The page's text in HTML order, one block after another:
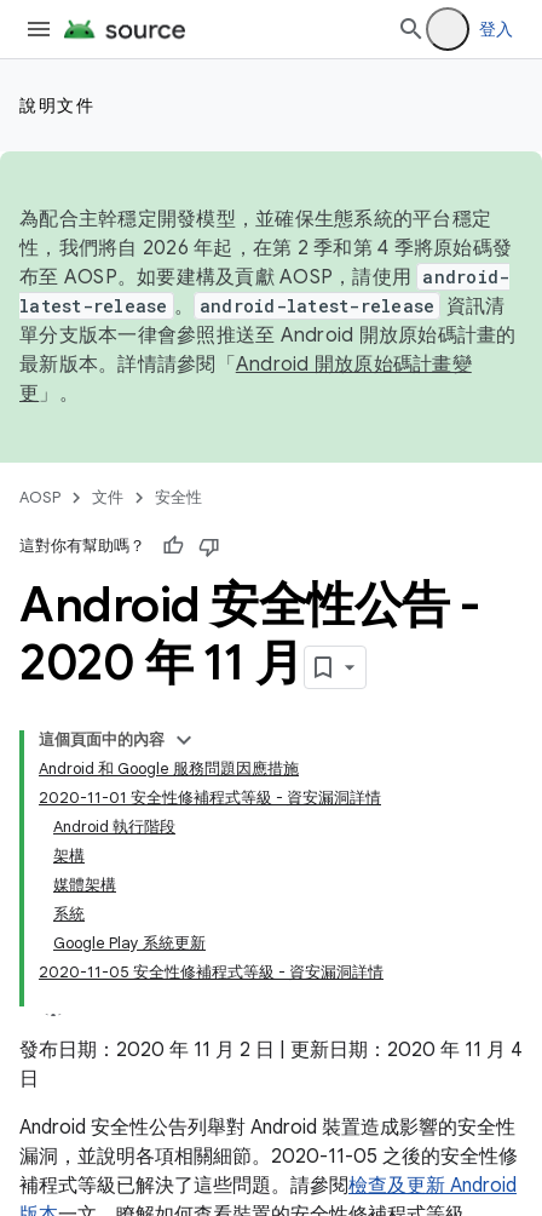
登入
說明文件
為配合主幹穩定開發模型，並確保生態系統的平台穩定
性，我們將自 2026 年起，在第 2 季和第 4 季將原始碼發
布至 AOSP。如要建構及貢獻 AOSP，請使用 android-
latest-release 。 android-latest-release
資訊清
單分支版本一律會參照推送至 Android 開放原始碼計畫的
最新版本。詳情請參閱「 Android 開放原始碼計畫變
更 」。
AOSP 文件 安全性
這對你有幫助嗎？
Android 安全性公告 -
2020 年 11 月
這個頁面中的內容
Android 和 Google 服務問題因應措施
2020-11-01 安全性修補程式等級 - 資安漏洞詳情
Android 執行階段
架構
媒體架構
系統
Google Play 系統更新
2020-11-05 安全性修補程式等級 - 資安漏洞詳情
發布日期：2020 年 11 月 2 日 | 更新日期：2020 年 11 月 4
日
Android 安全性公告列舉對 Android 裝置造成影響的安全性
漏洞，並說明各項相關細節。2020-11-05 之後的安全性修
補程式等級已解決了這些問題。請參閱檢查及更新 Android